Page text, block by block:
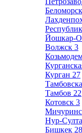
Беломорск
Йошкар-
Волжск 3
Курган 27
Тамбов 22
Котовск 3
Нур-
Бишкек 28